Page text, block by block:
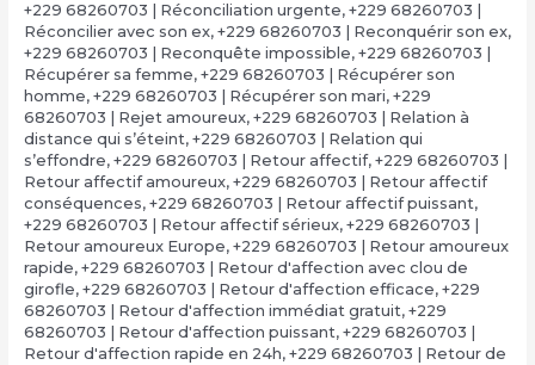
+229 68260703 | Réconciliation urgente, +229 68260703 |
Réconcilier avec son ex, +229 68260703 | Reconquérir son ex,
+229 68260703 | Reconquête impossible, +229 68260703 |
Récupérer sa femme, +229 68260703 | Récupérer son
homme, +229 68260703 | Récupérer son mari, +229
68260703 | Rejet amoureux, +229 68260703 | Relation à
distance qui s’éteint, +229 68260703 | Relation qui
s’effondre, +229 68260703 | Retour affectif, +229 68260703 |
Retour affectif amoureux, +229 68260703 | Retour affectif
conséquences, +229 68260703 | Retour affectif puissant,
+229 68260703 | Retour affectif sérieux, +229 68260703 |
Retour amoureux Europe, +229 68260703 | Retour amoureux
rapide, +229 68260703 | Retour d'affection avec clou de
girofle, +229 68260703 | Retour d'affection efficace, +229
68260703 | Retour d'affection immédiat gratuit, +229
68260703 | Retour d'affection puissant, +229 68260703 |
Retour d'affection rapide en 24h, +229 68260703 | Retour de